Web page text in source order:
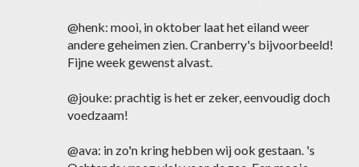
@henk: mooi, in oktober laat het eiland weer
andere geheimen zien. Cranberry's bijvoorbeeld!
Fijne week gewenst alvast.
@jouke: prachtig is het er zeker, eenvoudig doch
voedzaam!
@ava: in zo'n kring hebben wij ook gestaan. 's